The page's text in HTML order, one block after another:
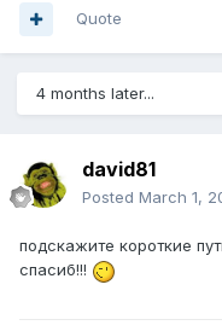
Quote
4 months later...
david81
Posted March 1,
подскажите короткие
спасиб!!!